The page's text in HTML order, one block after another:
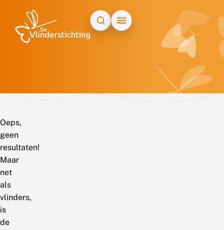
Oeps,
geen
resultaten!
Maar
net
als
vlinders,
is
de